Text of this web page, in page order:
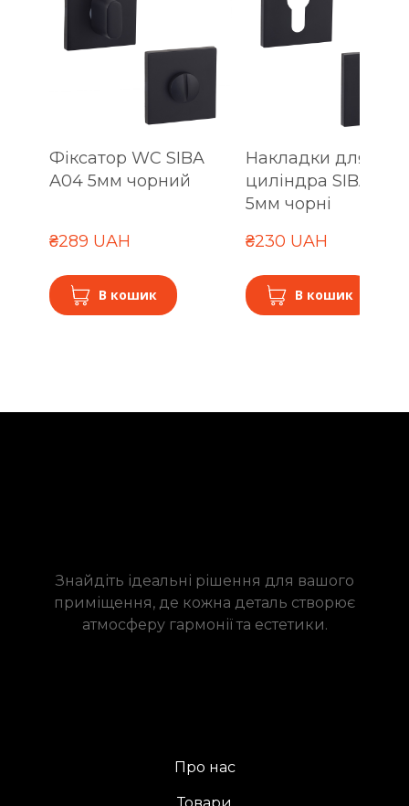
Фіксатор WC SIBA
A04 5мм чорний
₴289 UAH
В кошик
Накладки для
циліндра SIBA A04
5мм чорні
₴230 UAH
В кошик
Знайдіть ідеальні рішення для вашого
приміщення, де кожна деталь створює
атмосферу гармонії та естетики.
Про нас